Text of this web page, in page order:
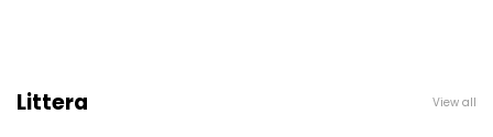
Littera View all